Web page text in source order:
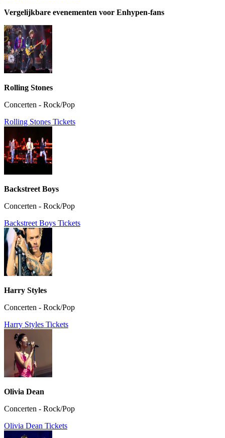
Vergelijkbare evenementen voor Enhypen-fans
Rolling Stones
Concerten - Rock/Pop
Rolling Stones Tickets
Backstreet Boys
Concerten - Rock/Pop
Backstreet Boys Tickets
Harry Styles
Concerten - Rock/Pop
Harry Styles Tickets
Olivia Dean
Concerten - Rock/Pop
Olivia Dean Tickets